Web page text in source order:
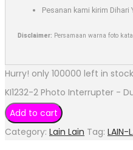
Pesanan kami kirim Dihari
Disclaimer: Persamaan warna foto
Hurry! only 100000 left in
KI1232-2 Photo Interrupter -
Add to cart
Category: Lain Lain Tag: LAIN-